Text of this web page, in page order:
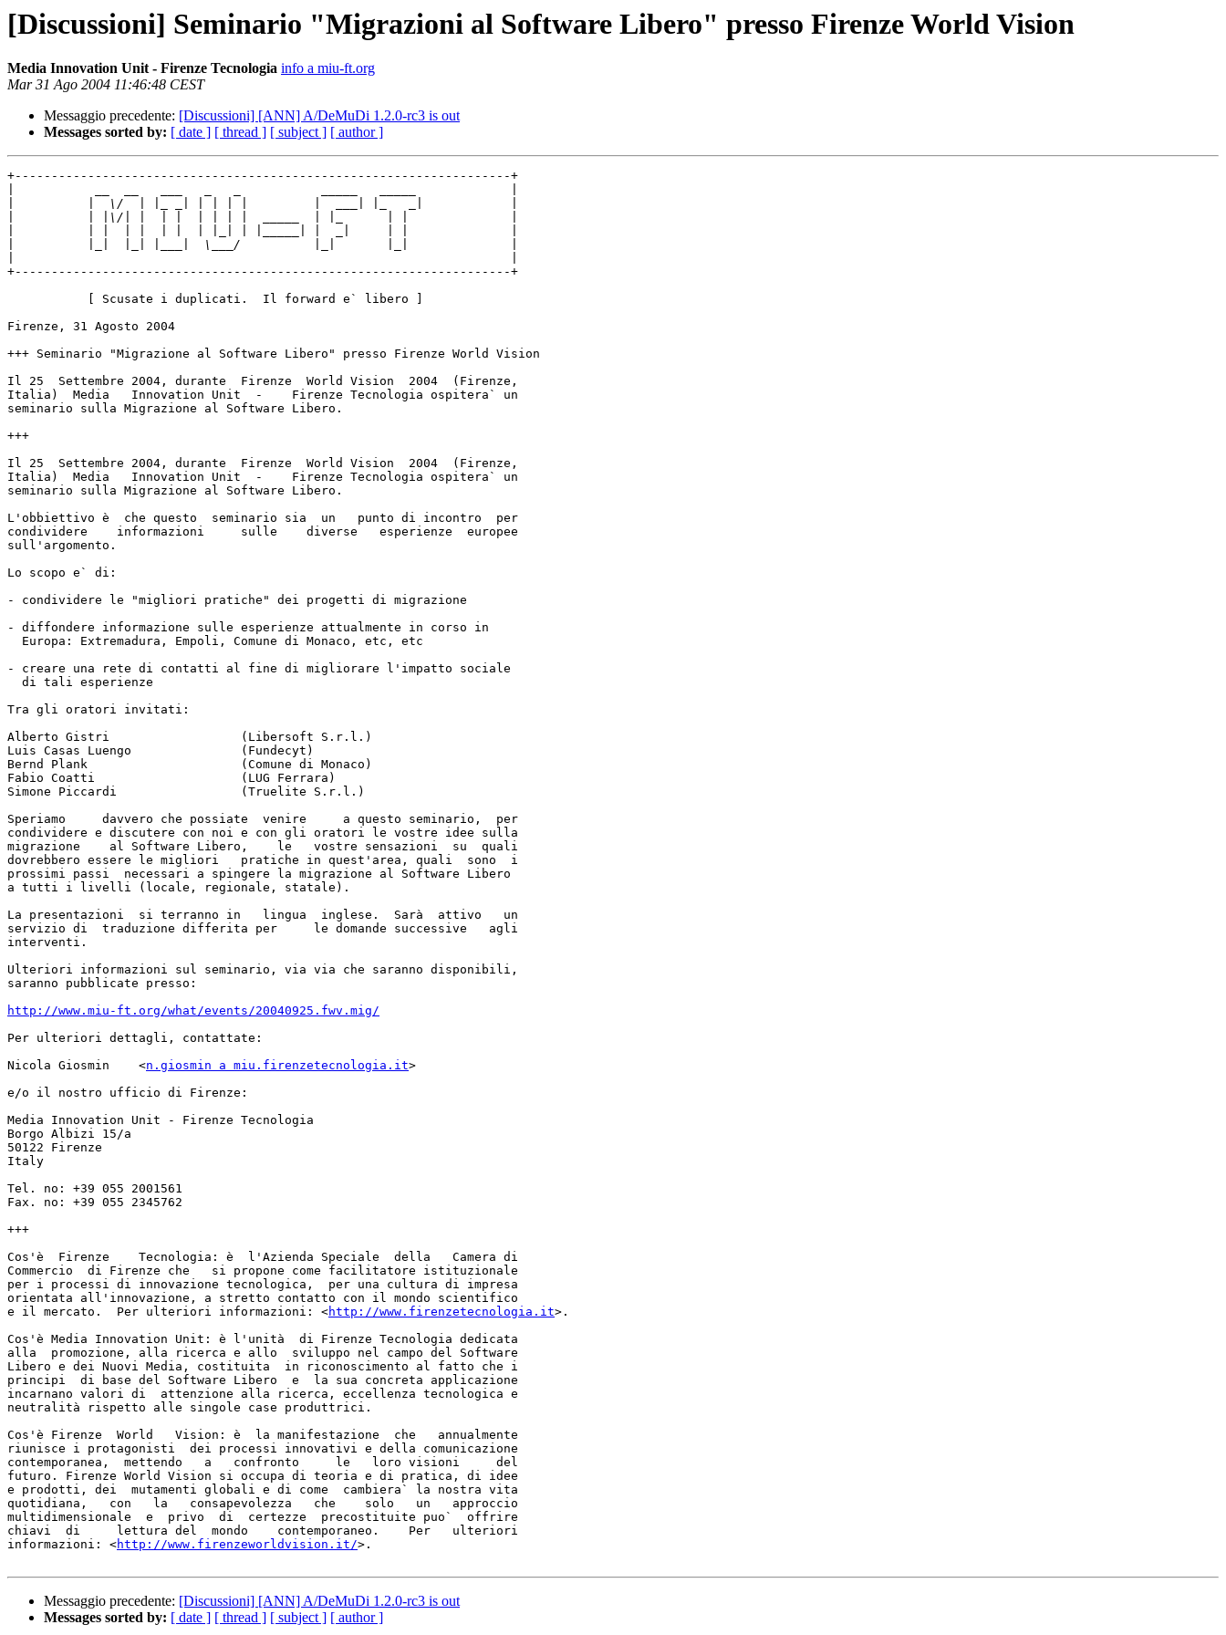
[Discussioni] Seminario "Migrazioni al Software Libero" presso Firenze World Vision
Media Innovation Unit - Firenze Tecnologia info a miu-ft.org
Mar 31 Ago 2004 11:46:48 CEST
Messaggio precedente: [Discussioni] [ANN] A/DeMuDi 1.2.0-rc3 is out
Messages sorted by: [ date ] [ thread ] [ subject ] [ author ]
+--------------------------------------------------------------------+
+--------------------------------------------------------------------+
Firenze, 31 Agosto 2004
+++ Seminario "Migrazione al Software Libero" presso Firenze World Vision
Il 25  Settembre 2004, durante  Firenze  World Vision  2004  (Firenze,
Italia)  Media   Innovation Unit  -    Firenze Tecnologia ospitera` un
seminario sulla Migrazione al Software Libero.
+++
Il 25  Settembre 2004, durante  Firenze  World Vision  2004  (Firenze,
Italia)  Media   Innovation Unit  -    Firenze Tecnologia ospitera` un
seminario sulla Migrazione al Software Libero.
L'obbiettivo è  che questo  seminario sia  un   punto di incontro  per
condividere    informazioni     sulle    diverse   esperienze  europee
sull'argomento.
Lo scopo e` di:
- condividere le "migliori pratiche" dei progetti di migrazione
- diffondere informazione sulle esperienze attualmente in corso in
- creare una rete di contatti al fine di migliorare l'impatto sociale
Tra gli oratori invitati:
Alberto Gistri			(Libersoft S.r.l.)
Luis Casas Luengo		(Fundecyt)
Bernd Plank			(Comune di Monaco)
Fabio Coatti			(LUG Ferrara)
Simone Piccardi			(Truelite S.r.l.)
Speriamo     davvero che possiate  venire     a questo seminario,  per
condividere e discutere con noi e con gli oratori le vostre idee sulla
migrazione    al Software Libero,    le   vostre sensazioni  su  quali
dovrebbero essere le migliori   pratiche in quest'area, quali  sono  i
prossimi passi  necessari a spingere la migrazione al Software Libero
a tutti i livelli (locale, regionale, statale).
La presentazioni  si terranno in   lingua  inglese.  Sarà  attivo   un
servizio di  traduzione differita per     le domande successive   agli
interventi.
Ulteriori informazioni sul seminario, via via che saranno disponibili,
saranno pubblicate presso:
http://www.miu-ft.org/what/events/20040925.fwv.mig/
Per ulteriori dettagli, contattate:
Nicola Giosmin	  <n.giosmin a miu.firenzetecnologia.it>
e/o il nostro ufficio di Firenze:
Media Innovation Unit - Firenze Tecnologia
Borgo Albizi 15/a
50122 Firenze
Italy
Tel. no: +39 055 2001561
Fax. no: +39 055 2345762
+++
Cos'è  Firenze    Tecnologia: è  l'Azienda Speciale  della   Camera di
Commercio  di Firenze che   si propone come facilitatore istituzionale
per i processi di innovazione tecnologica,  per una cultura di impresa
orientata all'innovazione, a stretto contatto con il mondo scientifico
e il mercato.  Per ulteriori informazioni: <http://www.firenzetecnologia.it>.
Cos'è Media Innovation Unit: è l'unità  di Firenze Tecnologia dedicata
alla  promozione, alla ricerca e allo  sviluppo nel campo del Software
Libero e dei Nuovi Media, costituita  in riconoscimento al fatto che i
principi  di base del Software Libero  e  la sua concreta applicazione
incarnano valori di  attenzione alla ricerca, eccellenza tecnologica e
neutralità rispetto alle singole case produttrici.
Cos'è Firenze  World   Vision: è  la manifestazione  che   annualmente
riunisce i protagonisti  dei processi innovativi e della comunicazione
contemporanea,  mettendo   a   confronto     le   loro visioni     del
futuro. Firenze World Vision si occupa di teoria e di pratica, di idee
e prodotti, dei  mutamenti globali e di come  cambiera` la nostra vita
quotidiana,   con   la   consapevolezza   che    solo   un   approccio
multidimensionale  e  privo  di  certezze  precostituite puo`  offrire
chiavi  di     lettura del  mondo    contemporaneo.    Per   ulteriori
informazioni: <http://www.firenzeworldvision.it/>.
Messaggio precedente: [Discussioni] [ANN] A/DeMuDi 1.2.0-rc3 is out
Messages sorted by: [ date ] [ thread ] [ subject ] [ author ]